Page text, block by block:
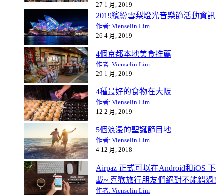
27 1 月, 2019
2019繽紛雪梨燈光音樂節活動資訊
作者: Vienselin Lim
26 4 月, 2019
4個京都本地美食推薦
作者: Vienselin Lim
29 1 月, 2019
4種最好的食物在大阪
作者: Vienselin Lim
12 2 月, 2019
5個浪漫的聖誕節目地
作者: Vienselin Lim
4 12 月, 2018
Airpaz 正式可以在Android和iOS 下
載~ 喜歡旅行朋友們絕對不能錯過!
作者: Vienselin Lim